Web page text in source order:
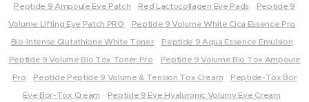
snel
geabs
orbeer
d.
Geschi
Peptide 9 Ampoule Eye Patch
Red Lactocollagen Eye Pads
Peptide 9
Volume Lifting Eye Patch PRO
Peptide 9 Volume White Cica Essence Pro
Bio-Intense Glutathione White Toner
Peptide 9 Aqua Essence Emulsion
Peptide 9 Volume Bio Tox Toner Pro
Peptide 9 Volume Bio Tox Ampoule
Pro
Peptide Peptide 9 Volume & Tension Tox Cream
Peptide-Tox Bor
Eye Bor-Tox Cream
Peptide 9 Eye Hyaluronic Volumy Eye Cream